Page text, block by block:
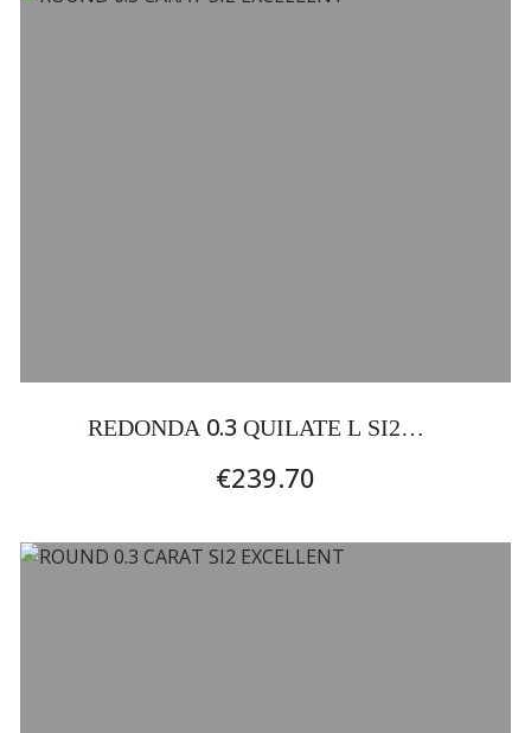
REDONDA 0.3 QUILATE L SI2
EXCELENTE
€239.70